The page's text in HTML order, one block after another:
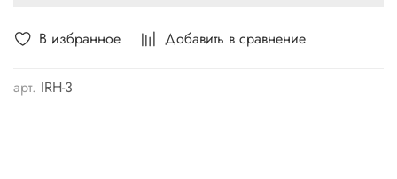
В избранное Добавить в сравнение
арт. IRH-3